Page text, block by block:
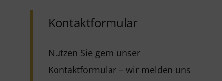
Kontaktformular
Nutzen Sie gern unser
Kontaktformular – wir melden uns